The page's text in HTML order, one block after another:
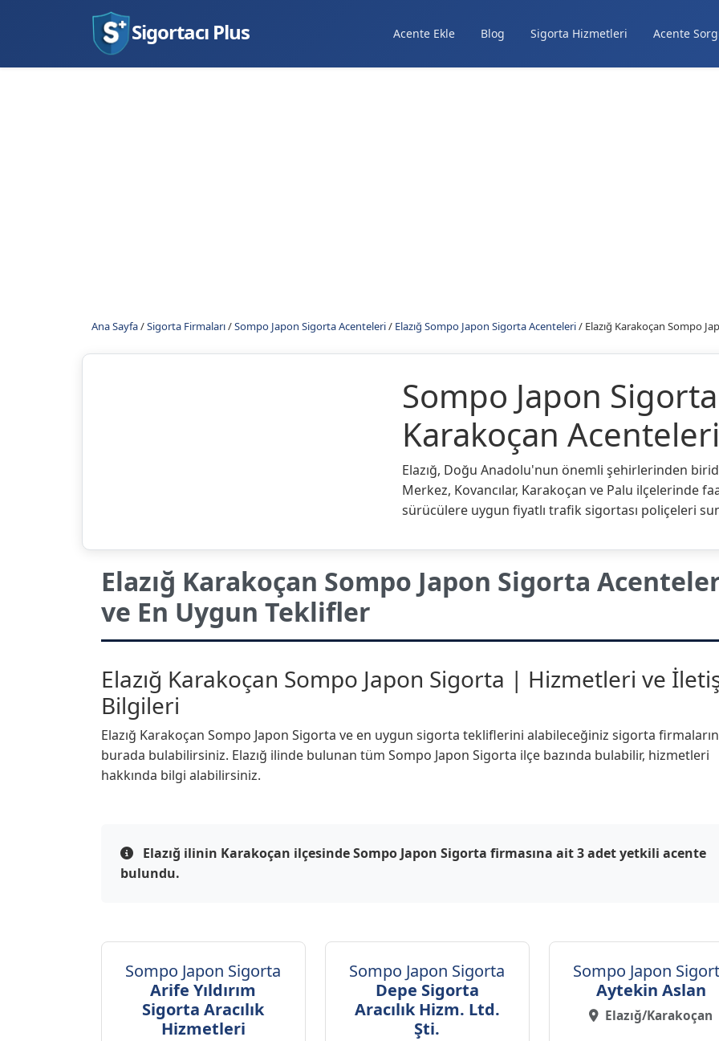
Sigortacı Plus Acente Ekle Blog Sigorta Hizmetleri Acente
Ana Sayfa/Sigorta Firmaları/Sompo Japon Sigorta Acenteleri/ Elazığ Sompo Japon Sigorta Acenteleri/ Elazığ Karakoçan Sompo
Sompo Japon Sigorta
Karakoçan Acenteleri
Elazığ, Doğu Anadolu'nun önemli şehirlerinden
Merkez, Kovancılar, Karakoçan ve Palu ilçelerinde
sürücülere uygun fiyatlı trafik sigortası poliçeleri
Elazığ Karakoçan Sompo Japon Sigorta
ve En Uygun Teklifler
Elazığ Karakoçan Sompo Japon Sigorta | Hizmetleri ve
Bilgileri
Elazığ Karakoçan Sompo Japon Sigorta ve en uygun sigorta tekliflerini alabileceğiniz sigorta
burada bulabilirsiniz. Elazığ ilinde bulunan tüm Sompo Japon Sigorta ilçe bazında bulabilir, hizmetleri
hakkında bilgi alabilirsiniz.
Elazığ ilinin Karakoçan ilçesinde Sompo Japon Sigorta firmasına ait 3 adet yetkili acente
bulundu.
Sompo Japon Sigorta
Arife Yıldırım
Sigorta Aracılık
Hizmetleri
Sompo Japon Sigorta
Depe Sigorta
Aracılık Hizm. Ltd.
Şti.
Sompo Japon
Aytekin Aslan
Elazığ/Karakoçan